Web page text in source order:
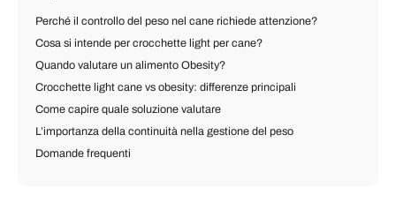
Perché il controllo del peso nel cane richiede attenzione?
Cosa si intende per crocchette light per cane?
Quando valutare un alimento Obesity?
Crocchette light cane vs obesity: differenze principali
Come capire quale soluzione valutare
L’importanza della continuità nella gestione del peso
Domande frequenti